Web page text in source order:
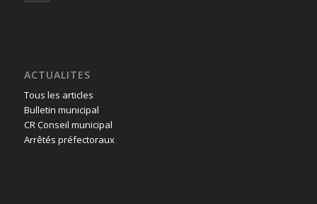
ACTUALITES
Tous les articles
Bulletin municipal
CR Conseil municipal
Arrêtés préfectoraux